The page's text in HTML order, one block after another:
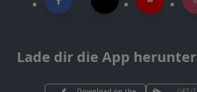
Lade dir die App herunter